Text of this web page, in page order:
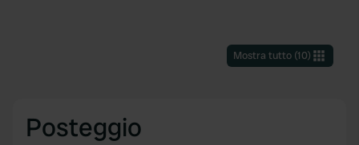
Mostra tutto(10)
Posteggio